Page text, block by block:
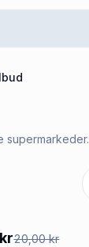
supermarkeder.
20,00 kr